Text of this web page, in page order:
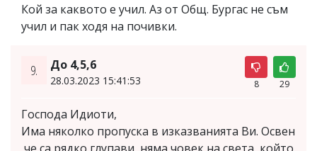
Кой за каквото е учил. Аз от Общ. Бургас не съм
учил и пак ходя на почивки.
9. До 4,5,6
28.03.2023 15:41:53 8 29
Господа Идиоти,
Има няколко пропуска в изказванията Ви. Освен
,че са рядко глупави, няма човек на света, който